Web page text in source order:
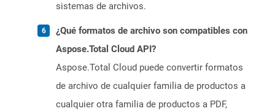
sistemas de archivos.
¿Qué formatos de archivo son compatibles con
Aspose.Total Cloud API?
Aspose.Total Cloud puede convertir formatos
de archivo de cualquier familia de productos a
cualquier otra familia de productos a PDF,